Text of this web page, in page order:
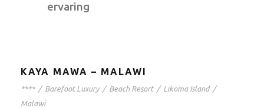
ervaring
KAYA MAWA – MALAWI
**** / Barefoot Luxury / Beach Resort / Likoma Island /
Malawi